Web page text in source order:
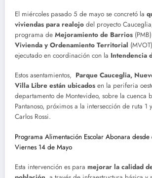
El miércoles pasado 5 de mayo se concretó la
viviendas para realojo del proyecto
programa de Mejoramiento de Barrios
Vivienda y Ordenamiento Territorial
ejecutado en coordinación con la Intendencia
Estos asentamientos, Parque Cauceglia,
Villa Libre están ubicados en la periferia
departamento de Montevideo, sobre la cuenca
Pantanoso, próximos a la intersección de ruta 1
Carlos Rossi.
Programa Alimentación Escolar Abonara desde
Viernes 14 de Mayo
Esta intervención es para mejorar la calidad